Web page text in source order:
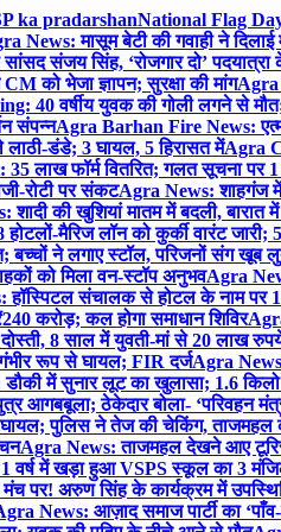
ka pradarshanNational Flag
News: मासूम बेटी की गवाही ने
संजय सिंह, ‘रोजगार दो’ पदयात्रा
को भेजा ज्ञापन; सुरक्षा की मांगAgra
40 वर्षीय युवक की गोली लगने से मौत;
संपन्नAgra Barhan Fire News:
लाठी-डंडे; 3 घायल, 5 हिरासत मेंAgra
लाख फॉर्म वितरित; गलत सूचना पर
रोटी पर संकटAgra News: शाहगंज
की खुशियां मातम में बदली, बारात में
मैरिज लॉन को कुर्की वारंट जारी;
ने लगाए स्टॉल, परिजनों संग खूब
को मिला वन-स्टॉप अनुभवAgra
हॉस्पिटल संचालक से होटल के नाम पर
करोड़; कल होगा समाधान शिविर
8 साल में युवती-मां से 20 लाख
गंभीर रूप से घायल; FIR दर्जAgra News:
में सुनार लूट का खुलासा; 1.6 किलो
आगबबूला; ठेकेदार बोला- ‘परिवहन
पुलिस ने तेज की चेकिंग, ताजमहल
Agra News: ताजमहल देखने आए
वर्ष में खड़ा हुआ VSPS स्कूल का 3
पर! अरुण सिंह के कार्यक्रम में
News: आज़ाद समाज पार्टी का